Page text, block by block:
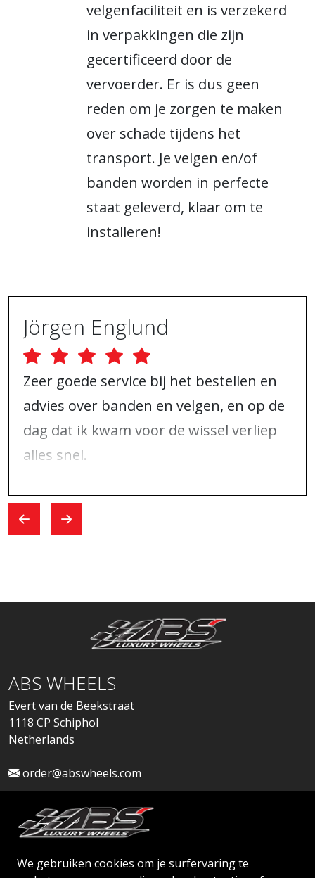
We gebruiken cookies om je surfervaring te
velgenfaciliteit en is verzekerd
in verpakkingen die zijn
gecertificeerd door de
vervoerder. Er is dus geen
reden om je zorgen te maken
over schade tijdens het
transport. Je velgen en/of
banden worden in perfecte
staat geleverd, klaar om te
installeren!
Jörgen Englund
Zeer goede service bij het bestellen en
advies over banden en velgen, en op de
dag dat ik kwam voor de wissel verliep
alles snel.
ABS WHEELS
Evert van de Beekstraat
1118 CP Schiphol
Netherlands
order@abswheels.com
Dealeraccount aanvragen